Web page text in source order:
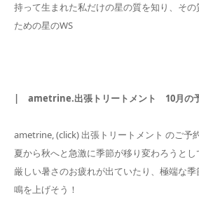
持って生まれた私だけの星の質を知り、そ
ための星のWS
| ametrine.出張トリートメント 10月の
ametrine, (click) 出張トリートメント のご予
夏から秋へと急激に季節が移り変わろうとし
厳しい暑さのお疲れが出ていたり、極端な
鳴を上げそう！